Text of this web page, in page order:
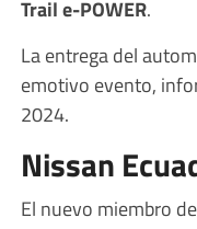
Trail e-POWER.
La entrega del
emotivo evento,
2024.
Nissan
El nuevo miembro